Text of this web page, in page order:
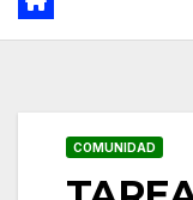
COMUNIDAD